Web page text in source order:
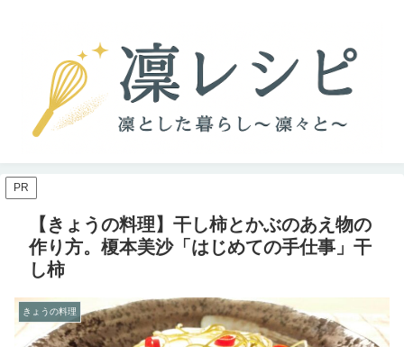
PR
【きょうの料理】干し柿とかぶのあえ物の
作り方。榎本美沙「はじめての手仕事」干
し柿
きょうの料理